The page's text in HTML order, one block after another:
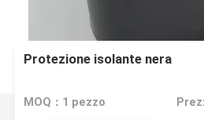
Protezione isolante nera
MOQ：1 pezzo